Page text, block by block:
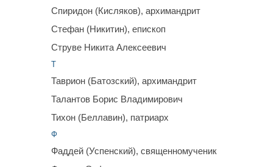
Спиридон (Кисляков), архимандрит
Стефан (Никитин), епископ
Струве Никита Алексеевич
Т
Таврион (Батозский), архимандрит
Талантов Борис Владимирович
Тихон (Беллавин), патриарх
Ф
Фаддей (Успенский), священномученик